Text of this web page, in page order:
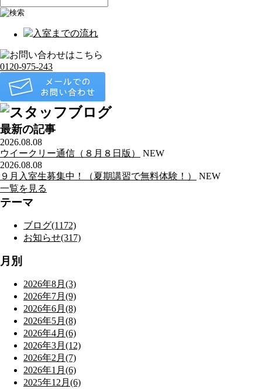
0120-975-243
最新の記事
2026.08.08
ウイークリー通信（８月８日版）
NEW
2026.08.08
９月入室生募集中！（夏期講習で無料体験！）
NEW
一覧を見る
テーマ
ブログ(1172)
お知らせ(317)
月別
2026年8月(3)
2026年7月(9)
2026年6月(8)
2026年5月(8)
2026年4月(6)
2026年3月(12)
2026年2月(7)
2026年1月(6)
2025年12月(6)